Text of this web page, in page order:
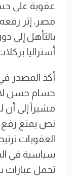
عقوبة على
مصر، إثر رفعه
أستراليا
أكد المصدر
حسام حسن لا
مشيراً إلى أن
نص يمنع رفع
العقوبات
سياسية في
تحمل عبارات